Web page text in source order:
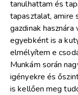
tanulhattam és
tapasztalat, amire
gazdinak
egyebként is a
elmélyítem e
Munkám során
igényekre és
is kellően meg